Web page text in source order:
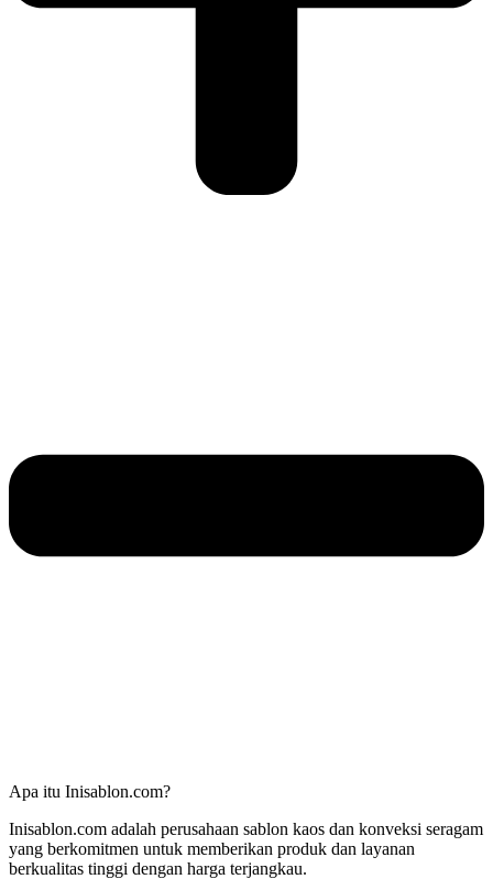
Apa itu Inisablon.com?
Inisablon.com adalah perusahaan sablon kaos dan konveksi seragam
yang berkomitmen untuk memberikan produk dan layanan
berkualitas tinggi dengan harga terjangkau.